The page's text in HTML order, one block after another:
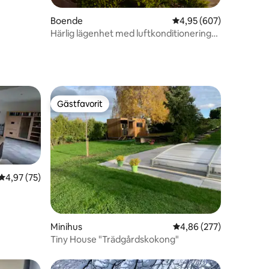
Boende 4,95 av 5 i
4,95 (607)
Härlig lägenhet med luftkonditionering
av 5 i genomsnittligt betyg, 75 omdömen
4,97 (75)
Gästfavorit
Gästfavorit
Minihus 4,86 av 5 i
4,86 (277)
Tiny House "Trädgårdskokong"